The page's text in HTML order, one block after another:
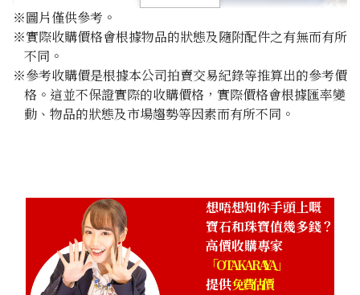
Pt･Pm900 Star Sapphire Diamond Ring 10.97ct
參考回收價
※圖片僅供參考。
※實際收購價格會根據物品的狀態及隨附配件之有無而有所
不同。
※參考收購價是根據本公司拍賣交易紀錄等推算出的參考價
格。這並不保證實際的收購價格，實際價格會根據匯率變
動、物品的狀態及市場趨勢等因素而有所不同。
想唔想知你手頭上嘅
寶石和珠寶值幾多錢？
高價收購專家
「OTAKARAYA」
提供免費估價